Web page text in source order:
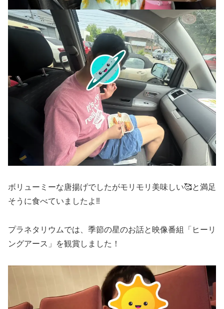
ボリューミーな唐揚げでしたがモリモリ美味しい🥰と満足
そうに食べていましたよ‼
プラネタリウムでは、季節の星のお話と映像番組「ヒーリ
ングアース」を観賞しました！